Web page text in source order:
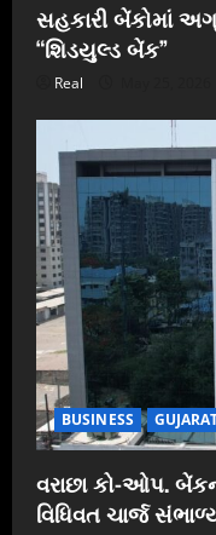
સહકારી બેંકોમાં
“શિડયુલ્ડ બેંક”
Real
BUSINESS
વરાછા કો-ઓપ.
વિધિવત ચાર્જ